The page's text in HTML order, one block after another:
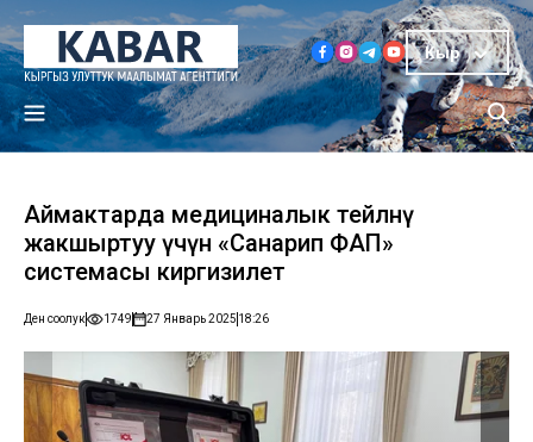
Кыр
Аймактарда медициналык тейлөөнү
жакшыртуу үчүн «Санарип ФАП»
системасы киргизилет
Ден соолук 1749 27 Январь 2025 18:26